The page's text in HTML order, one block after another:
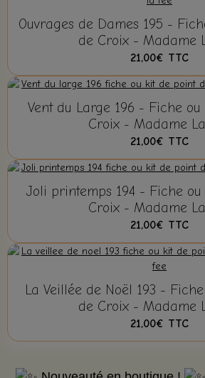
Ouvrages de Dames 195 -
de Croix - Madame
21,00€ TTC
Vent du Large 196 - Fiche
Croix - Madame
21,00€ TTC
Joli printemps 194 - Fiche ou
Croix - Madame
21,00€ TTC
La Veillée de Noël 193 -
de Croix - Madame
21,00€ TTC